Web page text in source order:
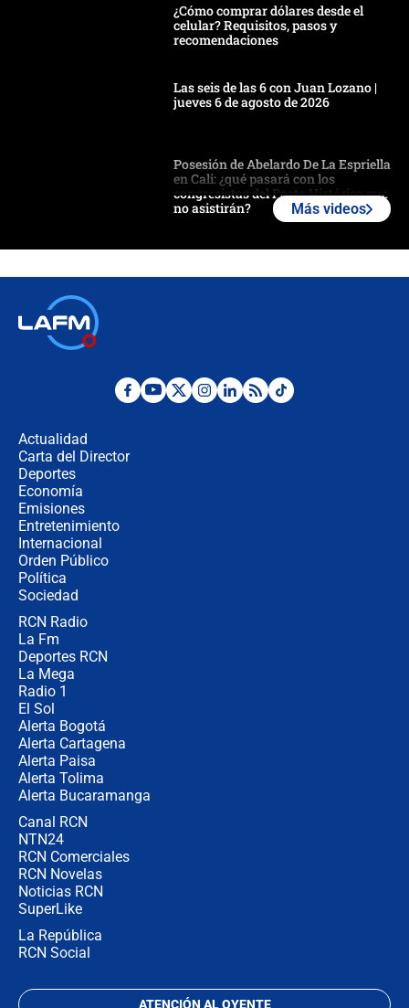
¿Cómo comprar dólares desde el
celular? Requisitos, pasos y
recomendaciones
Las seis de las 6 con Juan Lozano |
jueves 6 de agosto de 2026
Posesión de Abelardo De La Espriella
en Cali: ¿qué pasará con los
congresistas del Pacto Histórico que
no asistirán?
¿Por qué De la Espriella gobernará
Más videos
Actualidad
Carta del Director
Deportes
Economía
Emisiones
Entretenimiento
Internacional
Orden Público
Política
Sociedad
RCN Radio
La Fm
Deportes RCN
La Mega
Radio 1
El Sol
Alerta Bogotá
Alerta Cartagena
Alerta Paisa
Alerta Tolima
Alerta Bucaramanga
Canal RCN
NTN24
RCN Comerciales
RCN Novelas
Noticias RCN
SuperLike
La República
RCN Social
ATENCIÓN AL OYENTE